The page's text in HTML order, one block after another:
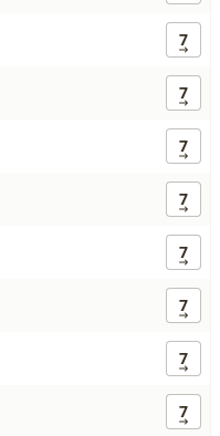
7
7
7
7
7
7
7
7